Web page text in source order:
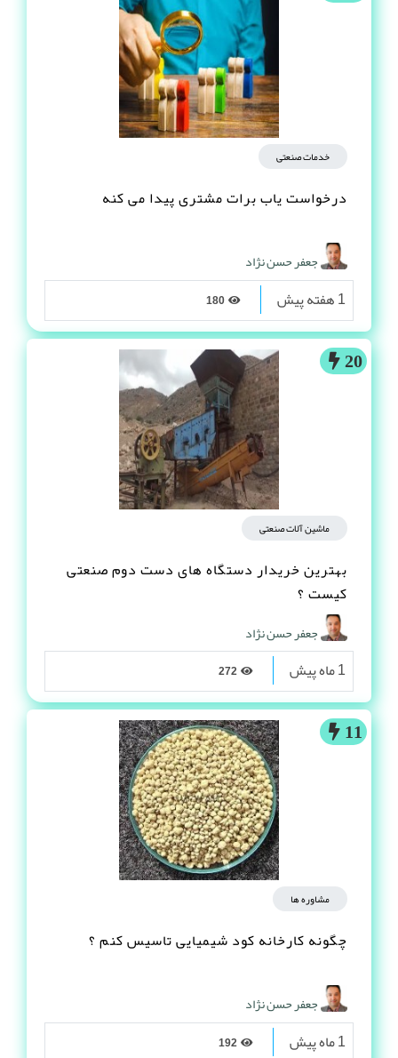
خدمات صنعتی
درخواست یاب برات مشتری پیدا می کنه
جعفر حسن نژاد
1 هفته پیش
20
ماشین آلات صنعتی
بهترین خریدار دستگاه های دست دوم صنعتی
کیست ؟
جعفر حسن نژاد
1 ماه پیش
11
مشاوره ها
چگونه کارخانه کود شیمیایی تاسیس کنم ؟
جعفر حسن نژاد
1 ماه پیش